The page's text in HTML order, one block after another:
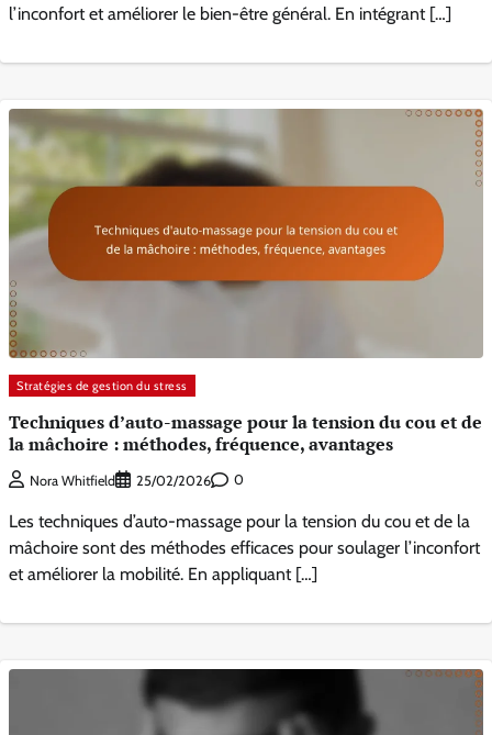
l’inconfort et améliorer le bien-être général. En intégrant […]
Stratégies de gestion du stress
Techniques d’auto-massage pour la tension du cou et de
la mâchoire : méthodes, fréquence, avantages
Nora Whitfield 25/02/2026 0
Les techniques d’auto-massage pour la tension du cou et de la
mâchoire sont des méthodes efficaces pour soulager l’inconfort
et améliorer la mobilité. En appliquant […]